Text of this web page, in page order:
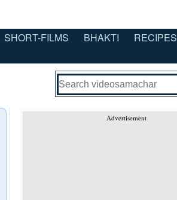
SHORT-FILMS BHAKTI
RECIPES
Advertisement